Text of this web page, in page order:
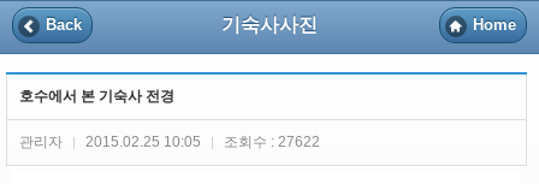
Back 기숙사사진 Home
호수에서 본 기숙사 전경
관리자 2015.02.25 10:05 조회수 : 27622